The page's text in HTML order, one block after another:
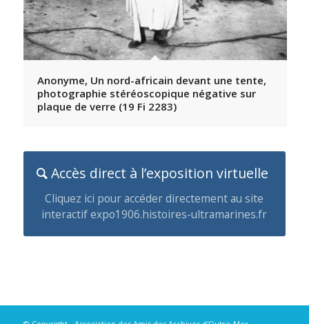
Anonyme, Un nord-africain devant une tente,
photographie stéréoscopique négative sur
plaque de verre (19 Fi 2283)
Accès direct à l’exposition virtuelle
Cliquez ici pour accéder directement au site
interactif expo1906.histoires-ultramarines.fr